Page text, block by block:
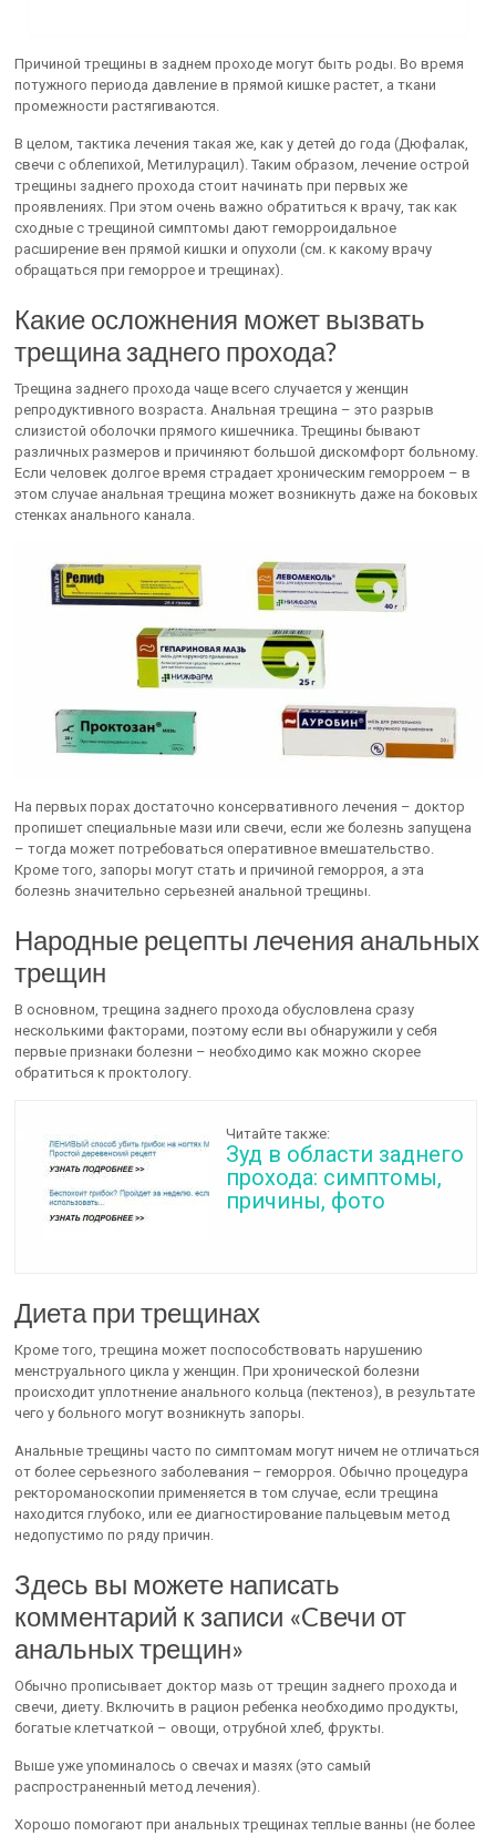
Причиной трещины в заднем проходе могут быть роды. Во время
потужного периода давление в прямой кишке растет, а ткани
промежности растягиваются.
В целом, тактика лечения такая же, как у детей до года (Дюфалак,
свечи с облепихой, Метилурацил). Таким образом, лечение острой
трещины заднего прохода стоит начинать при первых же
проявлениях. При этом очень важно обратиться к врачу, так как
сходные с трещиной симптомы дают геморроидальное
расширение вен прямой кишки и опухоли (см. к какому врачу
обращаться при геморрое и трещинах).
Какие осложнения может вызвать
трещина заднего прохода?
Трещина заднего прохода чаще всего случается у женщин
репродуктивного возраста. Анальная трещина – это разрыв
слизистой оболочки прямого кишечника. Трещины бывают
различных размеров и причиняют большой дискомфорт больному.
Если человек долгое время страдает хроническим геморроем – в
этом случае анальная трещина может возникнуть даже на боковых
стенках анального канала.
На первых порах достаточно консервативного лечения – доктор
пропишет специальные мази или свечи, если же болезнь запущена
– тогда может потребоваться оперативное вмешательство.
Кроме того, запоры могут стать и причиной геморроя, а эта
болезнь значительно серьезней анальной трещины.
Народные рецепты лечения анальных
трещин
В основном, трещина заднего прохода обусловлена сразу
несколькими факторами, поэтому если вы обнаружили у себя
первые признаки болезни – необходимо как можно скорее
обратиться к проктологу.
Читайте также:
Зуд в области заднего
прохода: симптомы,
причины, фото
Диета при трещинах
Кроме того, трещина может поспособствовать нарушению
менструального цикла у женщин. При хронической болезни
происходит уплотнение анального кольца (пектеноз), в результате
чего у больного могут возникнуть запоры.
Анальные трещины часто по симптомам могут ничем не отличаться
от более серьезного заболевания – геморроя. Обычно процедура
ректороманоскопии применяется в том случае, если трещина
находится глубоко, или ее диагностирование пальцевым метод
недопустимо по ряду причин.
Здесь вы можете написать
комментарий к записи «Cвечи от
анальных трещин»
Обычно прописывает доктор мазь от трещин заднего прохода и
свечи, диету. Включить в рацион ребенка необходимо продукты,
богатые клетчаткой – овощи, отрубной хлеб, фрукты.
Выше уже упоминалось о свечах и мазях (это самый
распространенный метод лечения).
Хорошо помогают при анальных трещинах теплые ванны (не более